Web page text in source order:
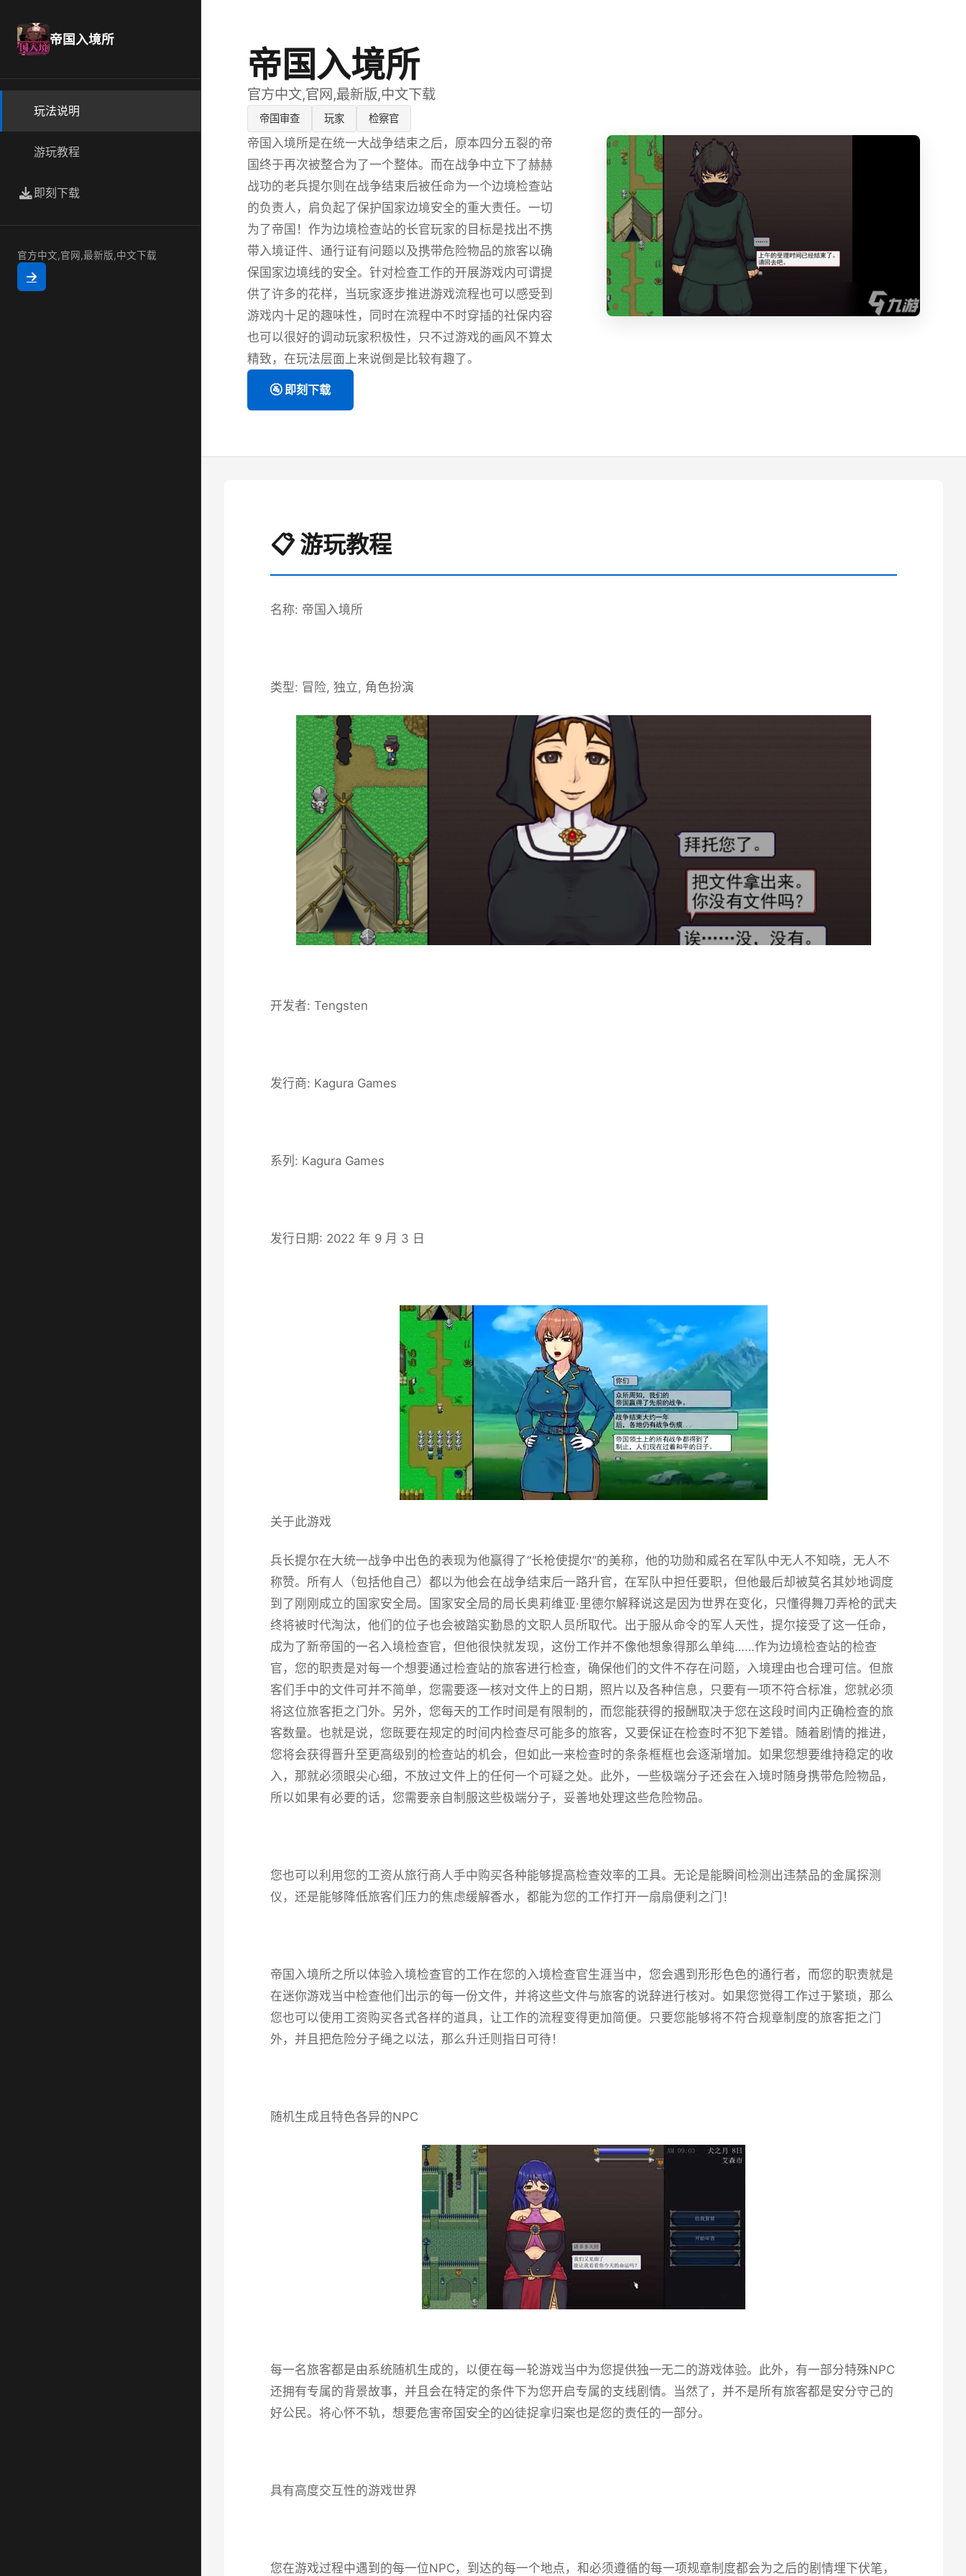
帝国入境所
玩法说明
游玩教程
即刻下载
官方中文,官网,最新版,中文下载
帝国入境所
官方中文,官网,最新版,中文下载
帝国审查 玩家 检察官
帝国入境所是在统一大战争结束之后，原本四分五裂的帝
国终于再次被整合为了一个整体。而在战争中立下了赫赫
战功的老兵提尔则在战争结束后被任命为一个边境检查站
的负责人，肩负起了保护国家边境安全的重大责任。一切
为了帝国！作为边境检查站的长官玩家的目标是找出不携
带入境证件、通行证有问题以及携带危险物品的旅客以确
保国家边境线的安全。针对检查工作的开展游戏内可谓提
供了许多的花样，当玩家逐步推进游戏流程也可以感受到
游戏内十足的趣味性，同时在流程中不时穿插的社保内容
也可以很好的调动玩家积极性，只不过游戏的画风不算太
精致，在玩法层面上来说倒是比较有趣了。
🚰 即刻下载
📋 游玩教程
名称: 帝国入境所
类型: 冒险, 独立, 角色扮演
开发者: Tengsten
发行商: Kagura Games
系列: Kagura Games
发行日期: 2022 年 9 月 3 日
关于此游戏
兵长提尔在大统一战争中出色的表现为他赢得了“长枪使提尔”的美称，他的功勋和威名在军队中无人不知晓，无人不
称赞。所有人（包括他自己）都以为他会在战争结束后一路升官，在军队中担任要职，但他最后却被莫名其妙地调度
到了刚刚成立的国家安全局。国家安全局的局长奥莉维亚·里德尔解释说这是因为世界在变化，只懂得舞刀弄枪的武夫
终将被时代淘汰，他们的位子也会被踏实勤恳的文职人员所取代。出于服从命令的军人天性，提尔接受了这一任命，
成为了新帝国的一名入境检查官，但他很快就发现，这份工作并不像他想象得那么单纯……作为边境检查站的检查
官，您的职责是对每一个想要通过检查站的旅客进行检查，确保他们的文件不存在问题，入境理由也合理可信。但旅
客们手中的文件可并不简单，您需要逐一核对文件上的日期，照片以及各种信息，只要有一项不符合标准，您就必须
将这位旅客拒之门外。另外，您每天的工作时间是有限制的，而您能获得的报酬取决于您在这段时间内正确检查的旅
客数量。也就是说，您既要在规定的时间内检查尽可能多的旅客，又要保证在检查时不犯下差错。随着剧情的推进，
您将会获得晋升至更高级别的检查站的机会，但如此一来检查时的条条框框也会逐渐增加。如果您想要维持稳定的收
入，那就必须眼尖心细，不放过文件上的任何一个可疑之处。此外，一些极端分子还会在入境时随身携带危险物品，
所以如果有必要的话，您需要亲自制服这些极端分子，妥善地处理这些危险物品。
您也可以利用您的工资从旅行商人手中购买各种能够提高检查效率的工具。无论是能瞬间检测出违禁品的金属探测
仪，还是能够降低旅客们压力的焦虑缓解香水，都能为您的工作打开一扇扇便利之门！
帝国入境所之所以体验入境检查官的工作在您的入境检查官生涯当中，您会遇到形形色色的通行者，而您的职责就是
在迷你游戏当中检查他们出示的每一份文件，并将这些文件与旅客的说辞进行核对。如果您觉得工作过于繁琐，那么
您也可以使用工资购买各式各样的道具，让工作的流程变得更加简便。只要您能够将不符合规章制度的旅客拒之门
外，并且把危险分子绳之以法，那么升迁则指日可待！
随机生成且特色各异的NPC
每一名旅客都是由系统随机生成的，以便在每一轮游戏当中为您提供独一无二的游戏体验。此外，有一部分特殊NPC
还拥有专属的背景故事，并且会在特定的条件下为您开启专属的支线剧情。当然了，并不是所有旅客都是安分守己的
好公民。将心怀不轨，想要危害帝国安全的凶徒捉拿归案也是您的责任的一部分。
具有高度交互性的游戏世界
您在游戏过程中遇到的每一位NPC，到达的每一个地点，和必须遵循的每一项规章制度都会为之后的剧情埋下伏笔，